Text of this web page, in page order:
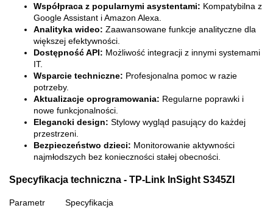
Współpraca z popularnymi asystentami: Kompatybilna z
Google Assistant i Amazon Alexa.
Analityka wideo: Zaawansowane funkcje analityczne dla
większej efektywności.
Dostępność API: Możliwość integracji z innymi systemami
IT.
Wsparcie techniczne: Profesjonalna pomoc w razie
potrzeby.
Aktualizacje oprogramowania: Regularne poprawki i
nowe funkcjonalności.
Elegancki design: Stylowy wygląd pasujący do każdej
przestrzeni.
Bezpieczeństwo dzieci: Monitorowanie aktywności
najmłodszych bez konieczności stałej obecności.
Specyfikacja techniczna - TP-Link InSight S345ZI
Parametr
Specyfikacja